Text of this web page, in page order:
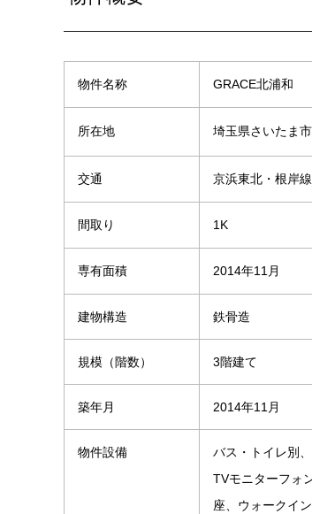
物件名称 GRACE北浦和
所在地 埼玉県さいたま
交通 京浜東北・根岸
間取り 1K
専有面積 2014年11月
建物構造 鉄骨造
規模（階数） 3階建て
築年月 2014年11月
物件設備
バス・トイレ別
TVモニターフォ
座、ウォークイ